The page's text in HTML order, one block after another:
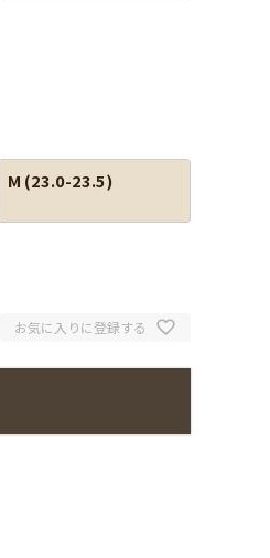
M (23.0-23.5)
お気に入りに登録する